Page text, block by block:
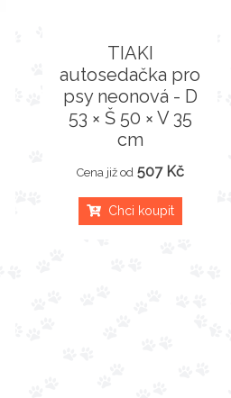
TIAKI
autosedačka pro
psy neonová - D
53 × Š 50 × V 35
cm
Cena již od 507 Kč
Chci koupit